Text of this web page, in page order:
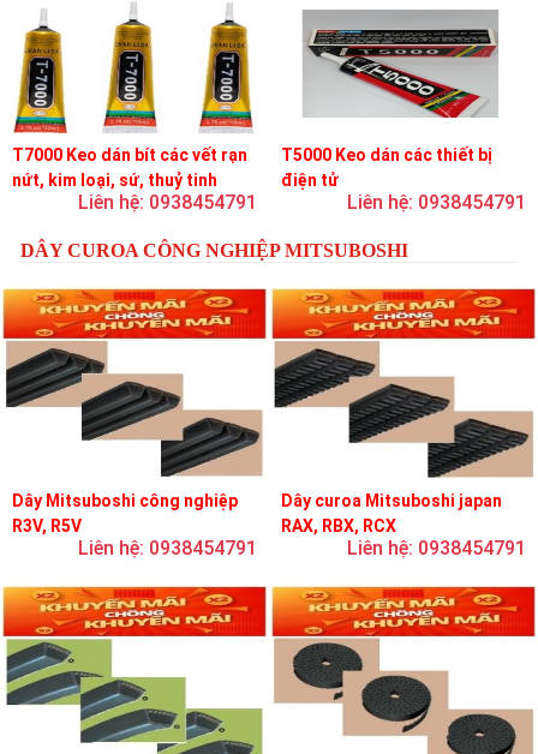
T7000 Keo dán bít các vết rạn
nứt, kim loại, sứ, thuỷ tinh
Liên hệ: 0938454791
T5000 Keo dán các thiết bị
điện tử
Liên hệ: 0938454791
DÂY CUROA CÔNG NGHIỆP MITSUBOSHI
Dây Mitsuboshi công nghiệp
R3V, R5V
Liên hệ: 0938454791
Dây curoa Mitsuboshi japan
RAX, RBX, RCX
Liên hệ: 0938454791